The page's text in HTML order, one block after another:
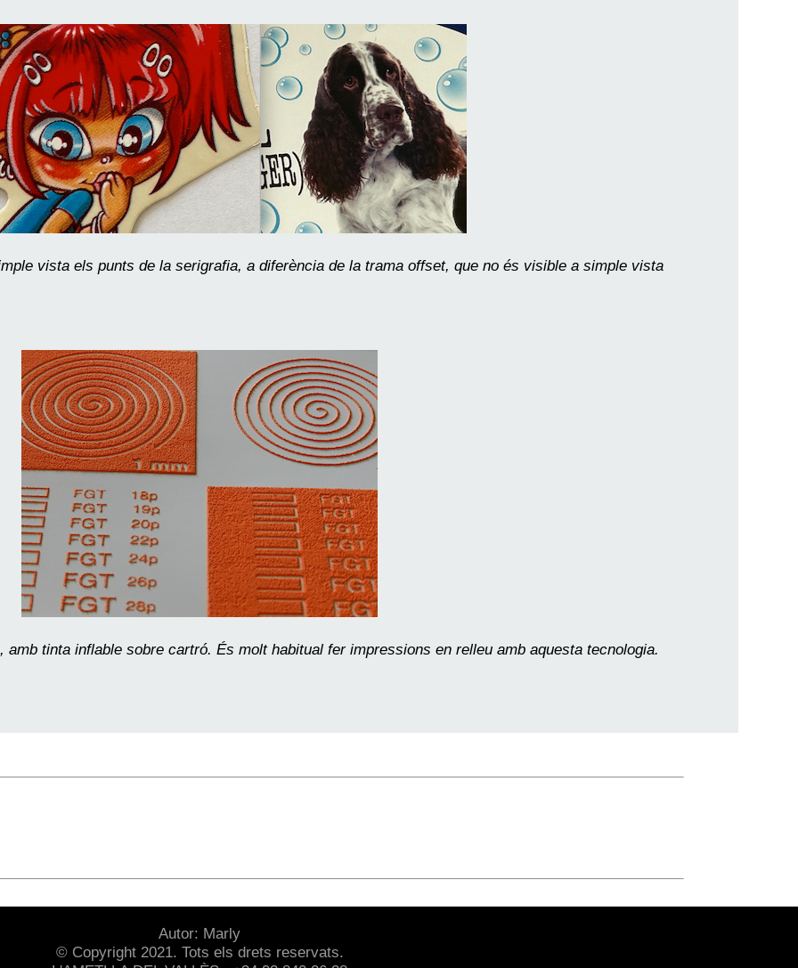
vista els punts de la serigrafia, a diferència de la trama offset, que no és visible a simple vista
tinta inflable sobre cartró. És molt habitual fer impressions en relleu amb aquesta tecnologia.
Autor: Marly
© Copyright 2021. Tots els drets reservats.